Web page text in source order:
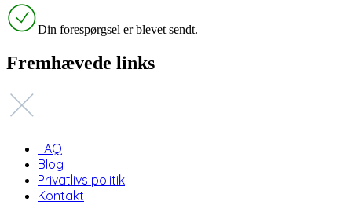
Din forespørgsel er blevet sendt.
Fremhævede links
FAQ
Blog
Privatlivs politik
Kontakt